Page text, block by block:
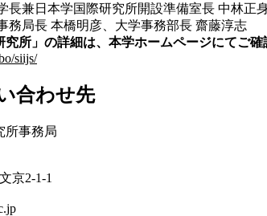
日本学国際研究所開設準備室⾧ 中林正
⾧ 本橋明彦、大学事務部⾧ 齋藤淳志
究所」の詳細は、本学ホームページにてご確
siijs/
合わせ先
所事務局
京2-1-1